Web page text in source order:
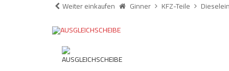
Weiter einkaufen Ginner KFZ-Teile